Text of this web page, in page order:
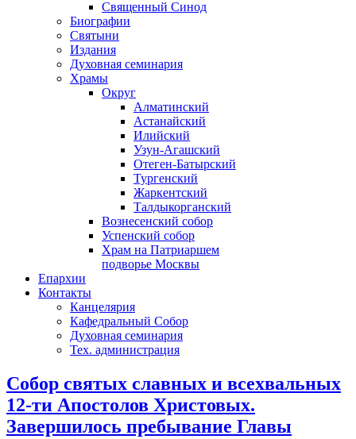
Священный Синод
Биографии
Святыни
Издания
Духовная семинария
Храмы
Округ
Алматинский
Астанайский
Илийский
Узун-Агашский
Отеген-Батырский
Тургенский
Жаркентский
Талдыкорганский
Вознесенский собор
Успенский собор
Храм на Патриаршем
подворье Москвы
Епархии
Контакты
Канцелярия
Кафедральный Собор
Духовная семинария
Тех. администрация
Собор святых славных и всехвальных
12-ти Апостолов Христовых.
Завершилось пребывание Главы